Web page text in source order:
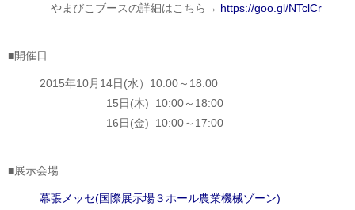
やまびこブースの詳細はこちら→ https://goo.gl/NTclCr
■開催日
2015年10月14日(水）10:00～18:00
15日(木) 10:00～18:00
16日(金) 10:00～17:00
■展示会場
幕張メッセ(国際展示場３ホール農業機械ゾーン)